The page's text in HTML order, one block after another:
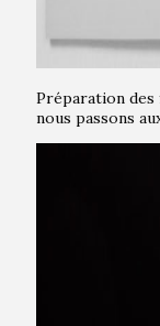
Préparation des
nous passons